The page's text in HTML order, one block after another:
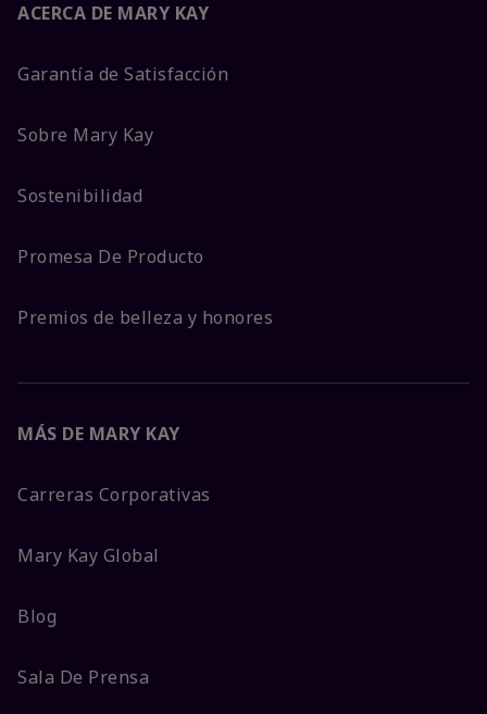
ACERCA DE MARY KAY
Garantía de Satisfacción
Sobre Mary Kay
Sostenibilidad
Promesa De Producto
Premios de belleza y honores
MÁS DE MARY KAY
Carreras Corporativas
Mary Kay Global
Blog
Sala De Prensa